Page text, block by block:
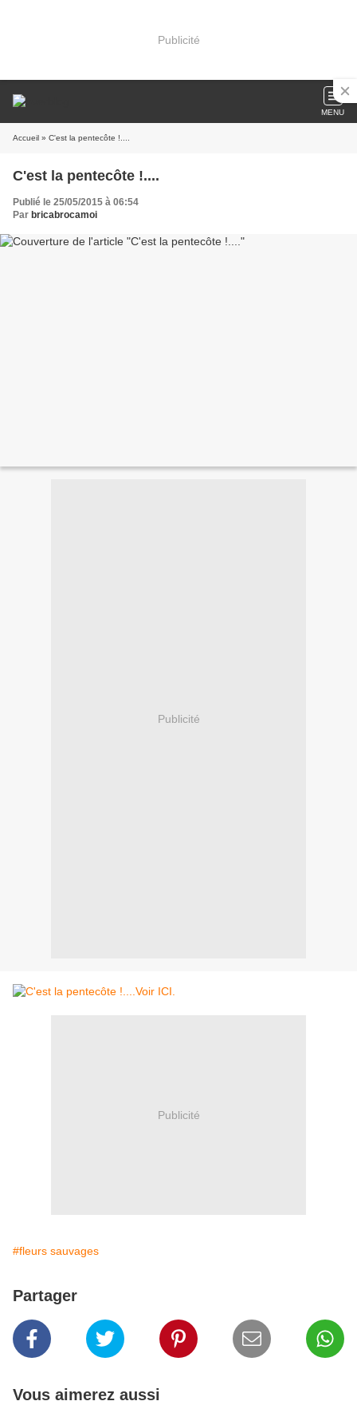
Publicité
MENU
Accueil » C'est la pentecôte !....
C'est la pentecôte !....
Publié le 25/05/2015 à 06:54
Par bricabrocamoi
Publicité
Voir ICI.
Publicité
#fleurs sauvages
Partager
Vous aimerez aussi